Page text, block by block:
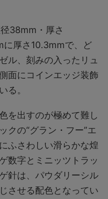
38mm・厚さ
厚さ10.3mmで、ど
ル、刻みの入ったリュ
面にコインエッジ装飾
る。
を出すのが極めて難し
クの“グラン・フー”エ
ふさわしい滑らかな煌
数字とミニッツトラッ
針は、パウダリーシル
させる配色となってい